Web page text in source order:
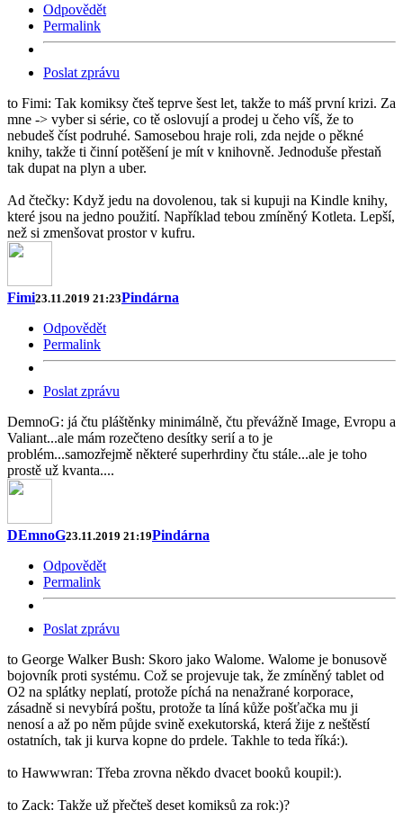
Odpovědět
Permalink
Poslat zprávu
to Fimi: Tak komiksy čteš teprve šest let, takže to máš první krizi. Za
mne -> vyber si série, co tě oslovují a prodej u čeho víš, že to
nebudeš číst podruhé. Samosebou hraje roli, zda nejde o pěkné
knihy, takže ti činní potěšení je mít v knihovně. Jednoduše přestaň
tak dupat na plyn a uber.
Ad čtečky: Když jedu na dovolenou, tak si kupuji na Kindle knihy,
které jsou na jedno použití. Například tebou zmíněný Kotleta. Lepší,
než si zmenšovat prostor v kufru.
Fimi23.11.2019 21:23Pindárna
Odpovědět
Permalink
Poslat zprávu
DemnoG: já čtu pláštěnky minimálně, čtu převážně Image, Evropu a
Valiant...ale mám rozečteno desítky serií a to je
problém...samozřejmě některé superhrdiny čtu stále...ale je toho
prostě už kvanta....
DEmnoG23.11.2019 21:19Pindárna
Odpovědět
Permalink
Poslat zprávu
to George Walker Bush: Skoro jako Walome. Walome je bonusově
bojovník proti systému. Což se projevuje tak, že zmíněný tablet od
O2 na splátky neplatí, protože píchá na nenažrané korporace,
zásadně si nevybírá poštu, protože ta líná kůže pošťačka mu ji
nenosí a až po něm půjde svině exekutorská, která žije z neštěstí
ostatních, tak ji kurva kopne do prdele. Takhle to teda říká:).
to Hawwwran: Třeba zrovna někdo dvacet booků koupil:).
to Zack: Takže už přečteš deset komiksů za rok:)?